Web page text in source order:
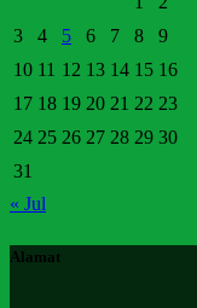
3
4 5 6 7 8
9
10 11 12 13 14 15 16
17 18 19 20 21 22 23
24 25 26 27 28 29 30
31
« Jul
Alamat